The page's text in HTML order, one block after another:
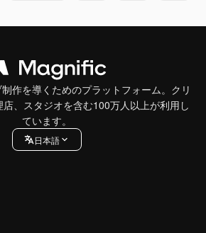
作を導くためのプラットフォーム。クリ
、スタジオを含む100万人以上が利用し
ています。
日本語